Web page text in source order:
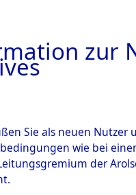
zur
Sie als neuen Nutzer
wie bei
der